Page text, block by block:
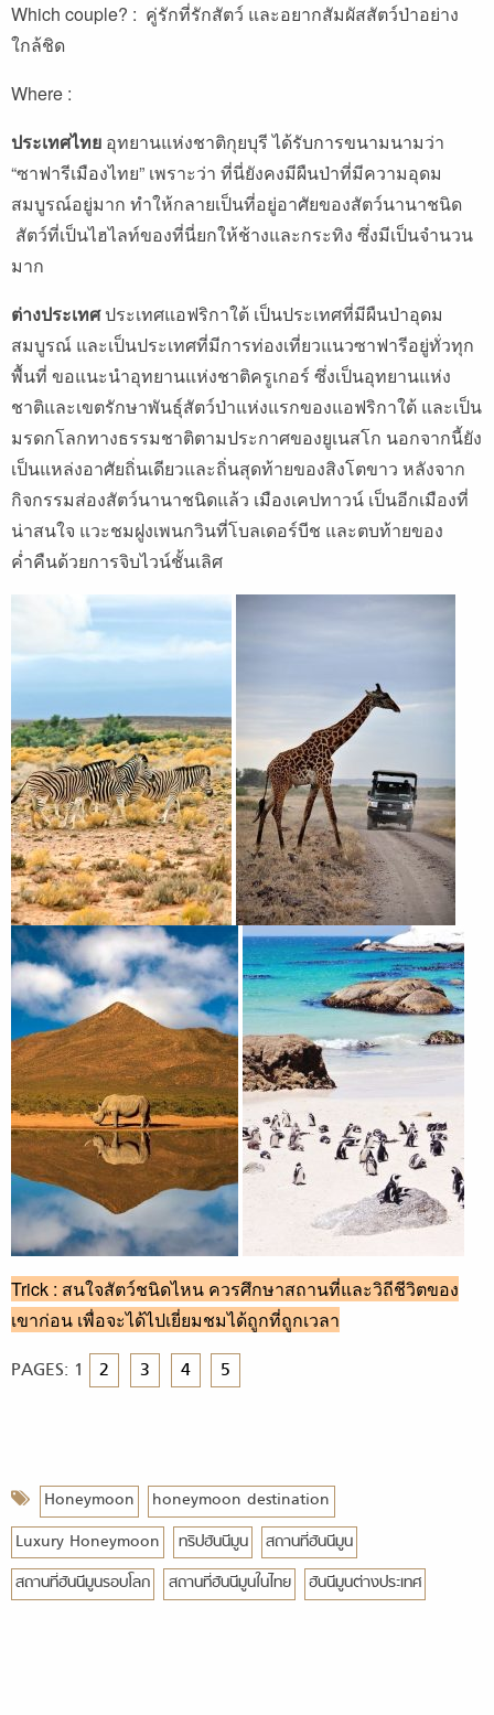
Which couple? : คู่รักที่รักสัตว์ และอยากสัมผัสสัตว์ป่าอย่าง
ใกล้ชิด
Where :
ประเทศไทย อุทยานแห่งชาติกุยบุรี ได้รับการขนามนามว่า
“ซาฟารีเมืองไทย” เพราะว่า ที่นี่ยังคงมีผืนป่าที่มีความอุดม
สมบูรณ์อยู่มาก ทำให้กลายเป็นที่อยู่อาศัยของสัตว์นานาชนิด
สัตว์ที่เป็นไฮไลท์ของที่นี่ยกให้ช้างและกระทิง ซึ่งมีเป็นจำนวน
มาก
ต่างประเทศประเทศแอฟริกาใต้ เป็นประเทศที่มีผืนป่าอุดม
สมบูรณ์ และเป็นประเทศที่มีการท่องเที่ยวแนวซาฟารีอยู่ทั่วทุก
พื้นที่ ขอแนะนำอุทยานแห่งชาติครูเกอร์ ซึ่งเป็นอุทยานแห่ง
ชาติและเขตรักษาพันธุ์สัตว์ป่าแห่งแรกของแอฟริกาใต้ และเป็น
มรดกโลกทางธรรมชาติตามประกาศของยูเนสโก นอกจากนี้ยัง
เป็นแหล่งอาศัยถิ่นเดียวและถิ่นสุดท้ายของสิงโตขาว หลังจาก
กิจกรรมส่องสัตว์นานาชนิดแล้ว เมืองเคปทาวน์ เป็นอีกเมืองที่
น่าสนใจ แวะชมฝูงเพนกวินที่โบลเดอร์บีช และตบท้ายของ
ค่ำคืนด้วยการจิบไวน์ชั้นเลิศ
Trick : สนใจสัตว์ชนิดไหน ควรศึกษาสถานที่และวิถีชีวิตของ
เขาก่อน เพื่อจะได้ไปเยี่ยมชมได้ถูกที่ถูกเวลา
PAGES: 1 2 3 4 5
Honeymoon
honeymoon destination
Luxury Honeymoon
ทริปฮันนีมูน
สถานที่ฮันนีมูน
สถานที่ฮันนีมูนรอบโลก
สถานที่ฮันนีมูนในไทย ฮันนีมูนต่างประเทศ